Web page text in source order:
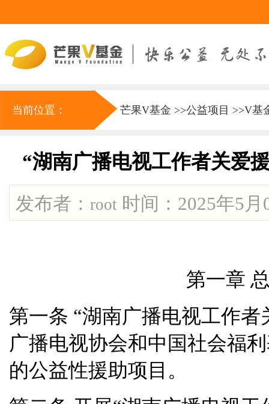
当前位置： 芒果V基金 >>公益项目 >>V基
“湖南广播电视工作者关爱
发布者： root 时间：2025年5月
第一章
第一条 “湖南广播电视工作
广播电视协会和中国社会福
的公益性援助项目。